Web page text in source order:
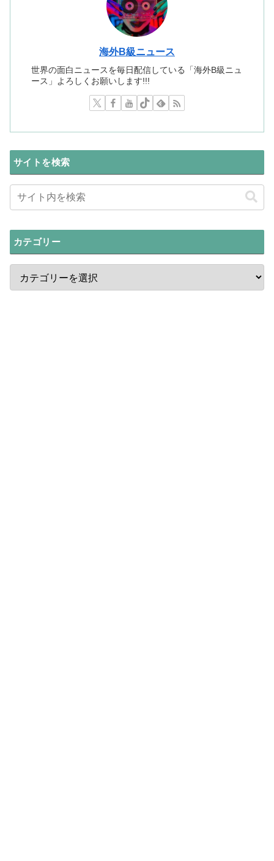
海外B級ニュース
世界の面白ニュースを毎日配信している「海外B級ニュ
ース」よろしくお願いします!!!
サイトを検索
カテゴリー